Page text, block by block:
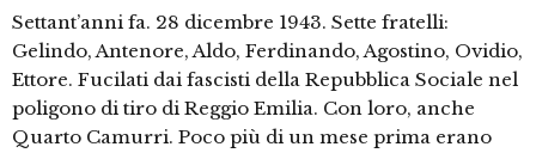
Settant’anni fa. 28 dicembre 1943. Sette fratelli:
Gelindo, Antenore, Aldo, Ferdinando, Agostino, Ovidio,
Ettore. Fucilati dai fascisti della Repubblica Sociale nel
poligono di tiro di Reggio Emilia. Con loro, anche
Quarto Camurri. Poco più di un mese prima erano